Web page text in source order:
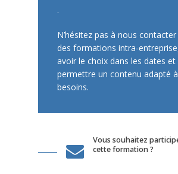
.
N’hésitez pas à nous
des formations intra-
avoir le choix dans les dates et
permettre un contenu adapté
besoins.
Vous souhaitez
cette formation ?